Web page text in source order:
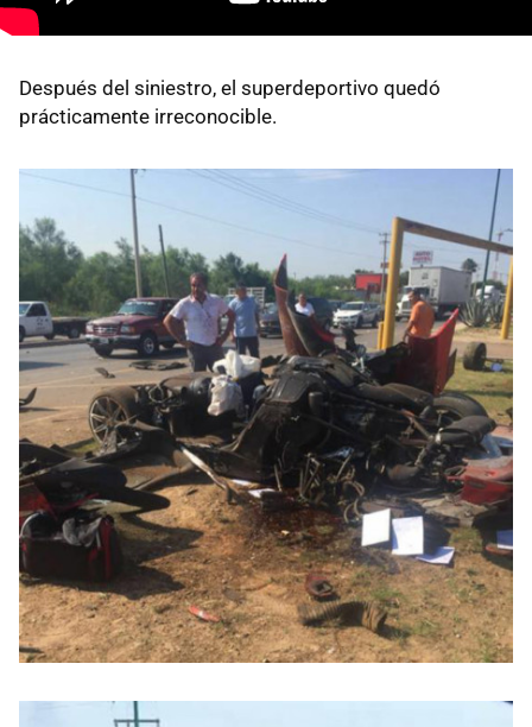
Después del siniestro, el superdeportivo quedó
prácticamente irreconocible.